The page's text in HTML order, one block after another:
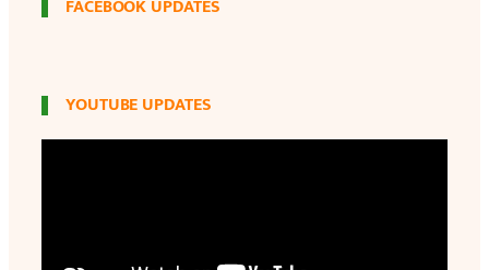
FACEBOOK UPDATES
YOUTUBE UPDATES